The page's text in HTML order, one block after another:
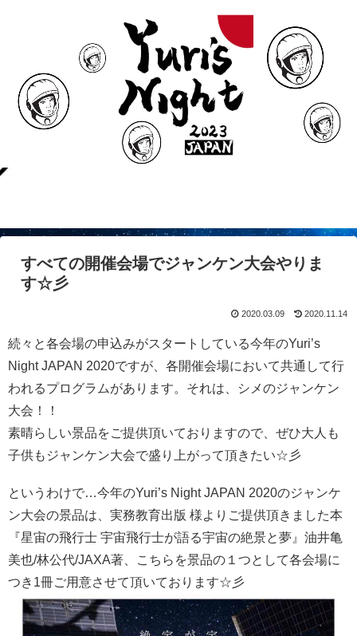
すべての開催会場でジャンケン大会やりま
す☆彡
2020.03.09 2020.11.14
続々と各会場の申込みがスタートしている今年のYuri’s
Night JAPAN 2020ですが、各開催会場において共通して行
われるプログラムがあります。それは、シメのジャンケン
大会！！
素晴らしい景品をご提供頂いておりますので、ぜひ大人も
子供もジャンケン大会で盛り上がって頂きたい☆彡
というわけで…今年のYuri’s Night JAPAN 2020のジャンケ
ン大会の景品は、実務教育出版 様よりご提供頂きました本
『星宙の飛行士 宇宙飛行士が語る宇宙の絶景と夢』油井亀
美也/林公代/JAXA著、こちらを景品の１つとして各会場に
つき1冊ご用意させて頂いております☆彡